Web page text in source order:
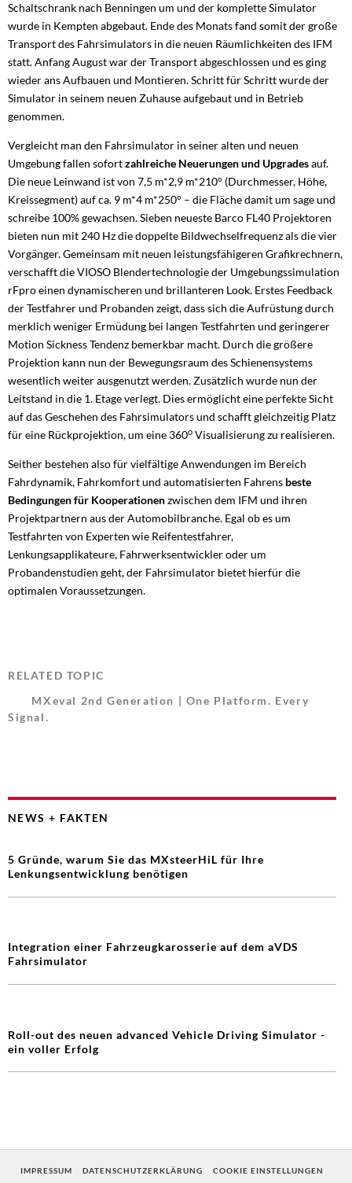
Schaltschrank nach Benningen um und der komplette Simulator
wurde in Kempten abgebaut. Ende des Monats fand somit der große
Transport des Fahrsimulators in die neuen Räumlichkeiten des IFM
statt. Anfang August war der Transport abgeschlossen und es ging
wieder ans Aufbauen und Montieren. Schritt für Schritt wurde der
Simulator in seinem neuen Zuhause aufgebaut und in Betrieb
genommen.
Vergleicht man den Fahrsimulator in seiner alten und neuen
Umgebung fallen sofortzahlreiche Neuerungen und Upgradesauf.
Die neue Leinwand ist von 7,5 m*2,9 m*210° (Durchmesser, Höhe,
Kreissegment) auf ca. 9 m*4 m*250° – die Fläche damit um sage und
schreibe 100% gewachsen. Sieben neueste Barco FL40 Projektoren
bieten nun mit 240 Hz die doppelte Bildwechselfrequenz als die vier
Vorgänger. Gemeinsam mit neuen leistungsfähigeren Grafikrechnern,
verschafft die VIOSO Blendertechnologie der Umgebungssimulation
rFpro einen dynamischeren und brillanteren Look. Erstes Feedback
der Testfahrer und Probanden zeigt, dass sich die Aufrüstung durch
merklich weniger Ermüdung bei langen Testfahrten und geringerer
Motion Sickness Tendenz bemerkbar macht. Durch die größere
Projektion kann nun der Bewegungsraum des Schienensystems
wesentlich weiter ausgenutzt werden. Zusätzlich wurde nun der
Leitstand in die 1. Etage verlegt. Dies ermöglicht eine perfekte Sicht
auf das Geschehen des Fahrsimulators und schafft gleichzeitig Platz
für eine Rückprojektion, um eine 360o Visualisierung zu realisieren.
Seither bestehen also für vielfältige Anwendungen im Bereich
Fahrdynamik, Fahrkomfort und automatisierten Fahrens beste
Bedingungen für Kooperationenzwischen dem IFM und ihren
Projektpartnern aus der Automobilbranche. Egal ob es um
Testfahrten von Experten wie Reifentestfahrer,
Lenkungsapplikateure, Fahrwerksentwickler oder um
Probandenstudien geht, der Fahrsimulator bietet hierfür die
optimalen Voraussetzungen.
RELATED TOPIC
MXeval 2nd Generation | One Platform. Every
Signal.
NEWS + FAKTEN
5 Gründe, warum Sie das MXsteerHiL für Ihre
Lenkungsentwicklung benötigen
Integration einer Fahrzeugkarosserie auf dem aVDS
Fahrsimulator
Roll-out des neuen advanced Vehicle Driving Simulator -
ein voller Erfolg
IMPRESSUM DATENSCHUTZERKLÄRUNG COOKIE EINSTELLUNGEN